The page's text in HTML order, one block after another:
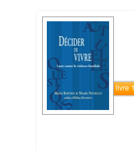
Commander le livre